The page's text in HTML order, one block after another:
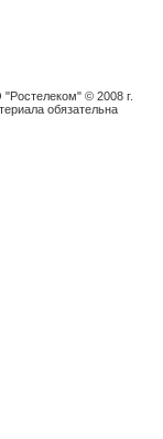
© 2008 г.
обязательна